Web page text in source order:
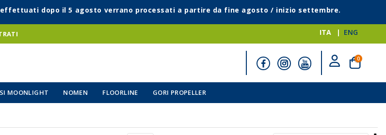
effettuati dopo il 5 agosto verrano processati a partire da fine agosto / inizio settembre.
ITA ENG
Cart
0elementi
MOONLIGHT NOMEN FLOORLINE GORI PROPELLER